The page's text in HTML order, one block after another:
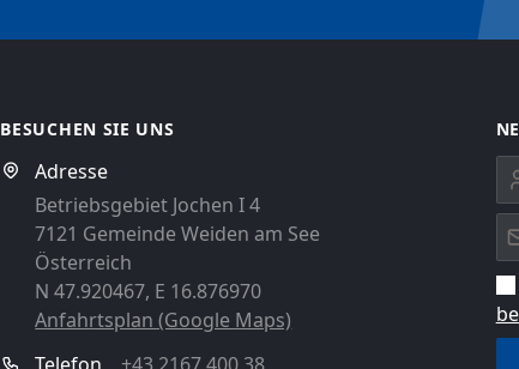
BESUCHEN SIE UNS
Adresse
Betriebsgebiet Jochen I 4
7121 Gemeinde Weiden am See
Österreich
N 47.920467, E 16.876970
Anfahrtsplan (Google Maps)